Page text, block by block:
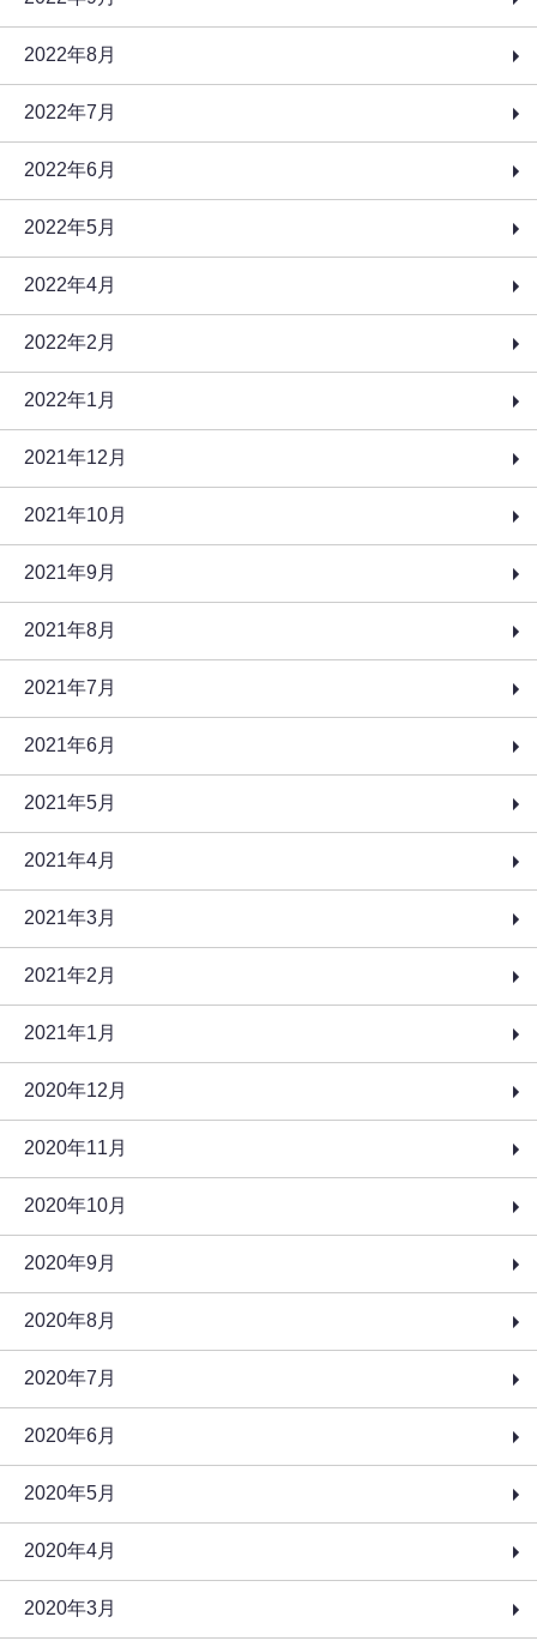
2022年8月
2022年7月
2022年6月
2022年5月
2022年4月
2022年2月
2022年1月
2021年12月
2021年10月
2021年9月
2021年8月
2021年7月
2021年6月
2021年5月
2021年4月
2021年3月
2021年2月
2021年1月
2020年12月
2020年11月
2020年10月
2020年9月
2020年8月
2020年7月
2020年6月
2020年5月
2020年4月
2020年3月